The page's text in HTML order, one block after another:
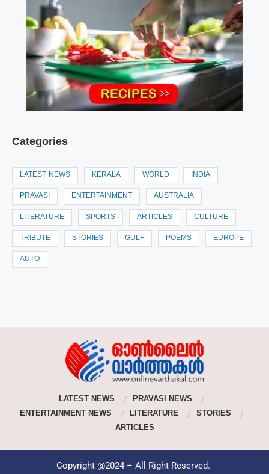
Categories
LATEST NEWS KERALA WORLD INDIA
PRAVASI ENTERTAINMENT AUSTRALIA
LITERATURE SPORTS ARTICLES CULTURE
TRIBUTE STORIES GULF POEMS EUROPE
AUTO
LATEST NEWS
PRAVASI NEWS
ENTERTAINMENT NEWS
LITERATURE
STORIES
ARTICLES
Copyright @2024 – All Right Reserved.